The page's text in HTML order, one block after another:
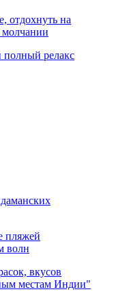
отдохнуть на
молчании
пляжей
волн